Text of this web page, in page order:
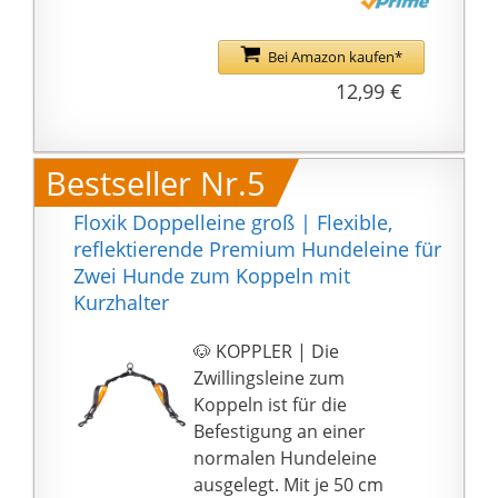
verschleißfestem
Nylonmaterial, das
langlebig, rutschfest
nicht leicht zu ziehen
oder abzubeißen ist
und lange verwendet
werden kann. Der
Verschluss besteht aus
hochfestem
korrosionsbeständig ist
und nicht leicht zu
verblassen ist.
【Einstellbare Länge】
Die Hauptleinenlänge
der Hundeleine beträgt
Bei Amazon kaufen*
12,99 €
Bestseller Nr.5
Floxik Doppelleine groß | Flexible,
reflektierende Premium Hundeleine für
Zwei Hunde zum Koppeln mit
Kurzhalter
🐶 KOPPLER | Die
Zwillingsleine zum
Koppeln ist für die
Befestigung an einer
normalen Hundeleine
ausgelegt. Mit je 50 cm